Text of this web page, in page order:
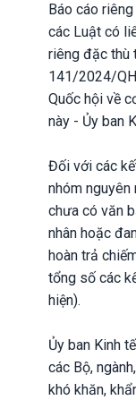
Báo cáo
các Luật có
riêng đặc thù
141/2024/
Quốc hội về
này - Ủy ban
Đối với các
nhóm nguyên
chưa có văn
nhân hoặc
hoàn trả
tổng số các
hiện).
Ủy ban Kinh
các Bộ,
khó khăn,